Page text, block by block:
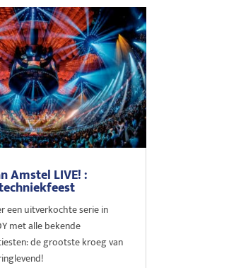
Amstel LIVE! :
een uitverkochte serie in
met alle bekende
de grootste kroeg van